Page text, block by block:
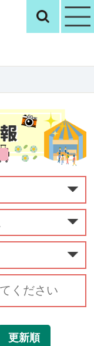
観光いばらき検
更新順